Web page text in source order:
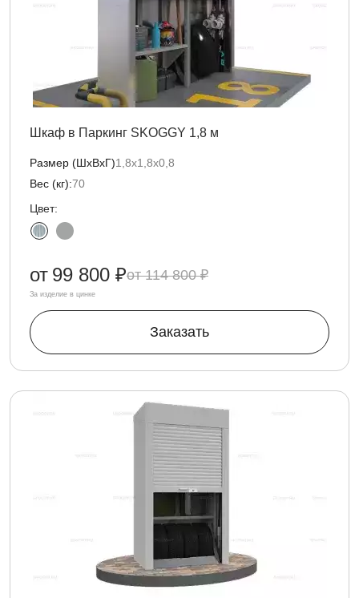
Шкаф в Паркинг SKOGGY 1,8 м
Размер (ШхВхГ)1,8х1,8х0,8
Вес (кг):70
Цвет:
114 800 ₽
от 99 800 ₽
За изделие в цинке
Заказать